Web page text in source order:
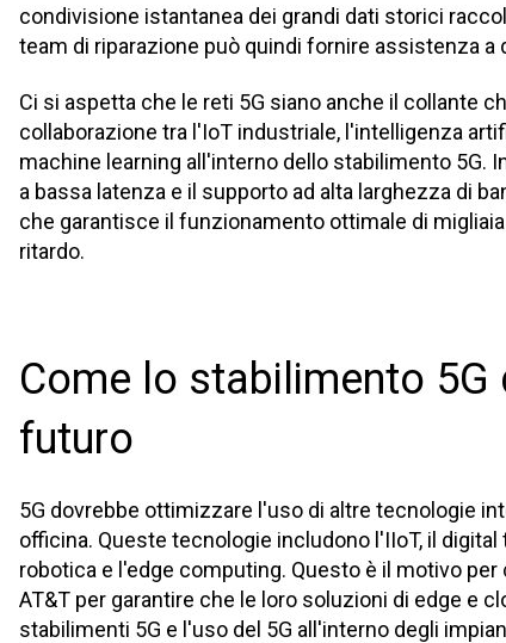
condivisione istantanea dei grandi dati storici
team di riparazione può quindi fornire assistenza a
Ci si aspetta che le reti 5G siano anche il collante
collaborazione tra l'IoT industriale, l'intelligenza
machine learning all'interno dello stabilimento 5G.
a bassa latenza e il supporto ad alta larghezza di
che garantisce il funzionamento ottimale di
ritardo.
Come lo stabilimento 5G
futuro
5G dovrebbe ottimizzare l'uso di altre tecnologie
officina. Queste tecnologie includono l'IIoT, il digital
robotica e l'edge computing. Questo è il motivo per
AT&T per garantire che le loro soluzioni di edge e
stabilimenti 5G e l'uso del 5G all'interno degli